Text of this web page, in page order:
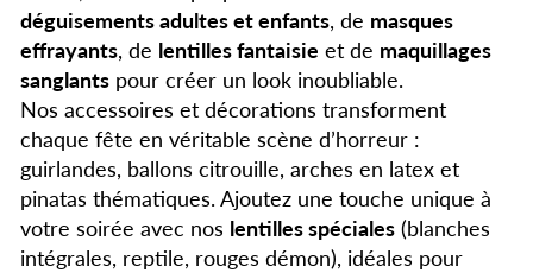
déguisements adultes et enfants, de masques
effrayants, de lentilles fantaisie et de maquillages
sanglantspour créer un look inoubliable.
Nos accessoires et décorations transforment
chaque fête en véritable scène d’horreur :
guirlandes, ballons citrouille, arches en latex et
pinatas thématiques. Ajoutez une touche unique à
votre soirée avec nos lentilles spéciales(blanches
intégrales, reptile, rouges démon), idéales pour